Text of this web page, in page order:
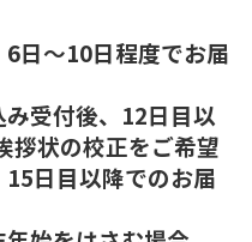
日～10日程度でお届
受付後、12日目以
拶状の校正をご希望
日目以降でのお届